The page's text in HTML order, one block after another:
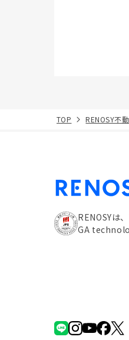
TOP RENOSY不
RENOSYは
GA